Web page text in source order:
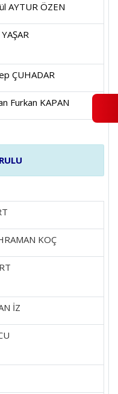
AYTUR ÖZEN
ÇUHADAR
Furkan KAPAN
KOÇ
İZ
BAKSİ